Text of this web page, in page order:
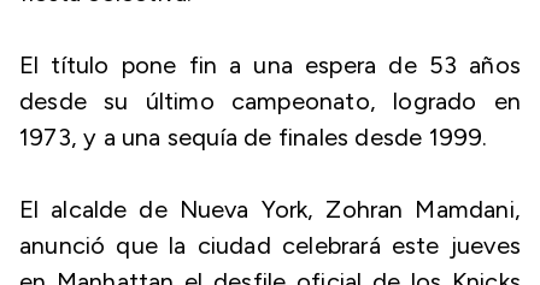
El título pone fin a una espera de 53 años
desde su último campeonato, logrado en
1973, y a una sequía de finales desde 1999.
El alcalde de Nueva York, Zohran Mamdani,
anunció que la ciudad celebrará este jueves